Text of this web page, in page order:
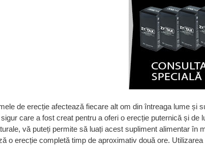
de erecție afectează fiecare alt om din întreaga lume
care a fost creat pentru a oferi o erecție puternică și
vă puteți permite să luați acest supliment alimentar
o erecție completă timp de aproximativ două ore.